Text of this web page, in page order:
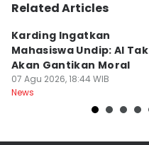
Related Articles
Karding Ingatkan
Mahasiswa Undip: AI Tak
Akan Gantikan Moral
07 Agu 2026, 18:44 WIB
News